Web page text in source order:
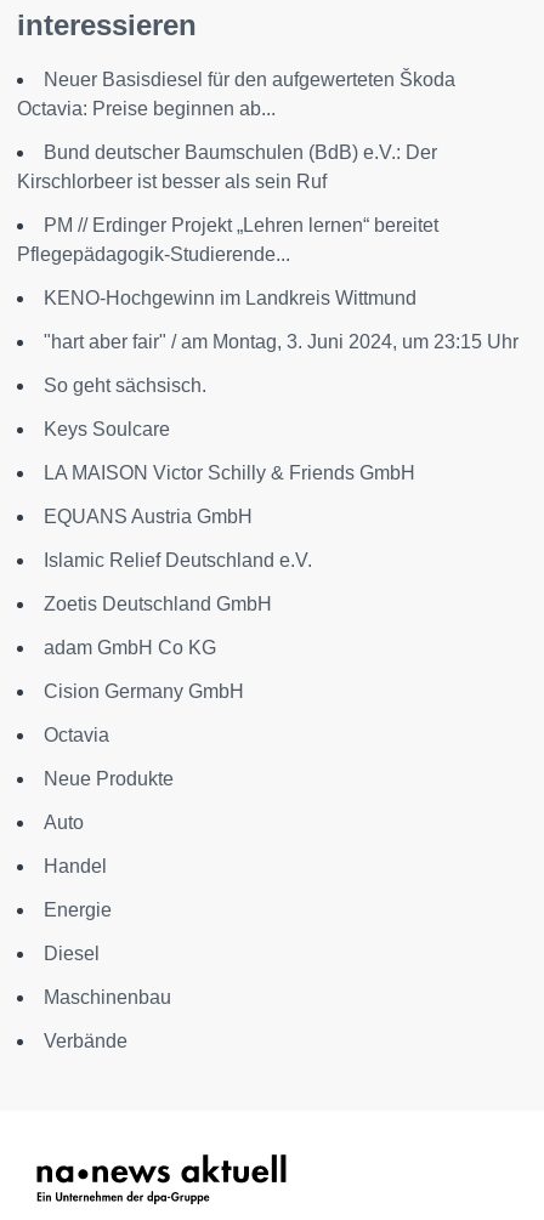
interessieren
Neuer Basisdiesel für den aufgewerteten Škoda
Octavia: Preise beginnen ab...
Bund deutscher Baumschulen (BdB) e.V.: Der
Kirschlorbeer ist besser als sein Ruf
PM // Erdinger Projekt „Lehren lernen“ bereitet
Pflegepädagogik-Studierende...
KENO-Hochgewinn im Landkreis Wittmund
"hart aber fair" / am Montag, 3. Juni 2024, um 23:15 Uhr
So geht sächsisch.
Keys Soulcare
LA MAISON Victor Schilly & Friends GmbH
EQUANS Austria GmbH
Islamic Relief Deutschland e.V.
Zoetis Deutschland GmbH
adam GmbH Co KG
Cision Germany GmbH
Octavia
Neue Produkte
Auto
Handel
Energie
Diesel
Maschinenbau
Verbände